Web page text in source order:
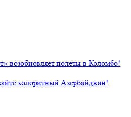
возобновляет полеты в Коломбо!
колоритный Азербайджан!